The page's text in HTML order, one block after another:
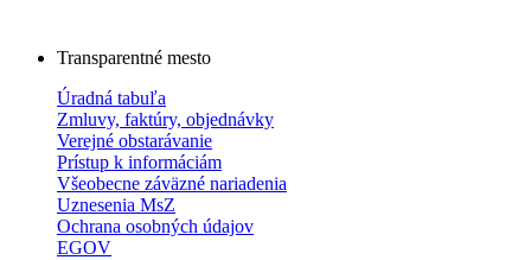
Transparentné mesto
Úradná tabuľa
Zmluvy, faktúry, objednávky
Verejné obstarávanie
Prístup k informáciám
Všeobecne záväzné nariadenia
Uznesenia MsZ
Ochrana osobných údajov
EGOV